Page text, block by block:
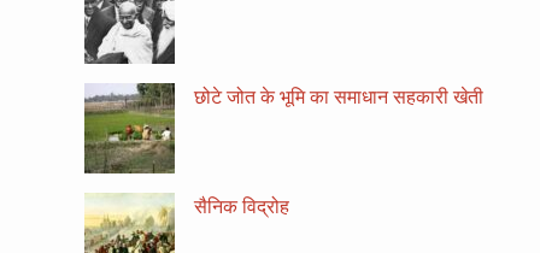
छोटे जोत के भूमि का समाधान सहकारी खेती
सैनिक विद्रोह